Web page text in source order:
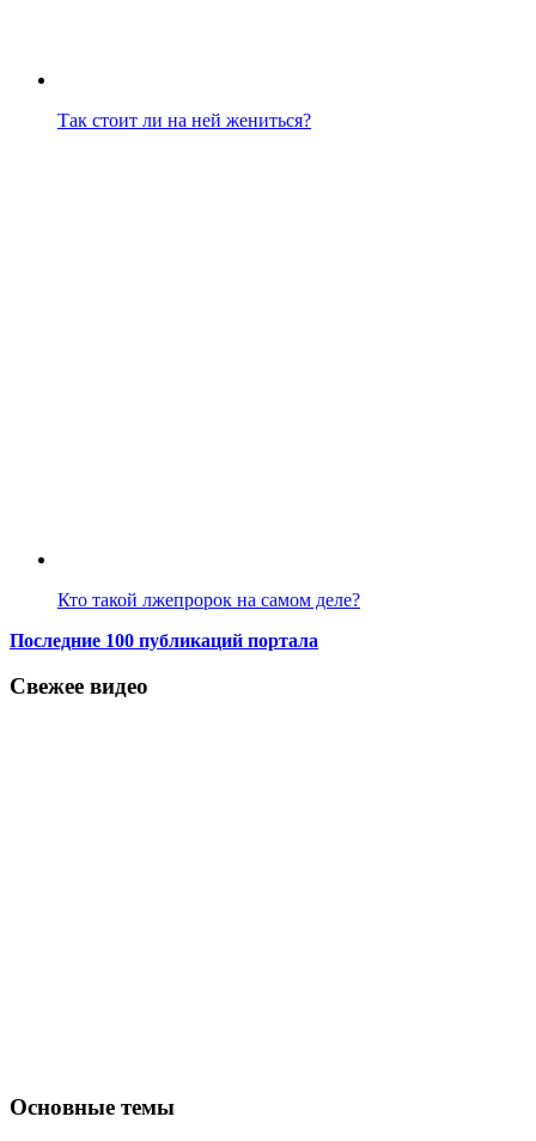
Так стоит ли на ней жениться?
Кто такой лжепророк на самом деле?
Последние 100 публикаций портала
Свежее видео
Основные темы